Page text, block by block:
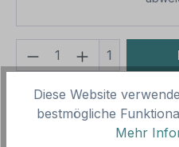
Produkt Anzahl:
1
Produktnummer:
Vorlagenummer: HW-TS-
Diese Website
bestmögliche
Mehr